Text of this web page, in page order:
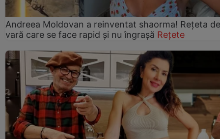
Andreea Moldovan a reinventat shaorma! Rețeta de
vară care se face rapid și nu îngrașă Rețete